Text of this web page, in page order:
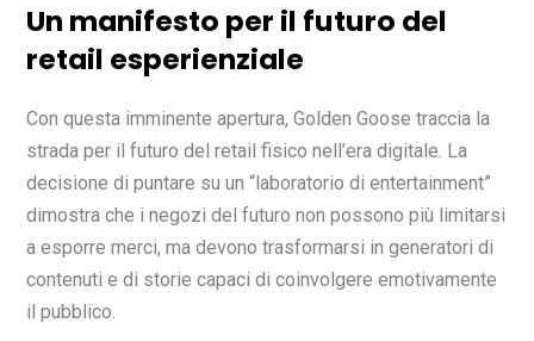
Un manifesto per il futuro del
retail esperienziale
Con questa imminente apertura, Golden Goose traccia la
strada per il futuro del retail fisico nell’era digitale. La
decisione di puntare su un “laboratorio di entertainment”
dimostra che i negozi del futuro non possono più limitarsi
a esporre merci, ma devono trasformarsi in generatori di
contenuti e di storie capaci di coinvolgere emotivamente
il pubblico.